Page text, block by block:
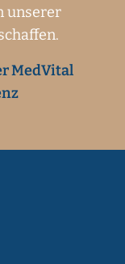
unserer
MedVital